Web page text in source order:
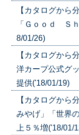
【カタログか
「Ｇｏｏｄ Ｓ
8/01/26)
【カタログか
洋カープ公式グ
提供('18/01/19)
【カタログか
みやげ」「世界
上５％増('18/01/